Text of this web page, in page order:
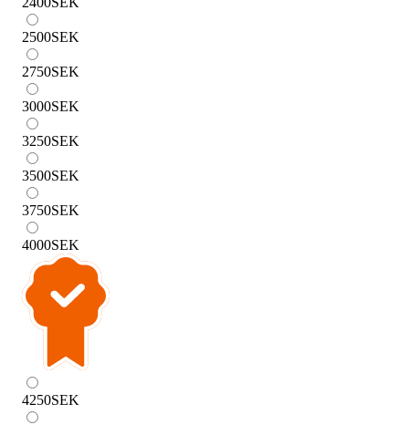
2500SEK
2750SEK
3000SEK
3250SEK
3500SEK
3750SEK
4000SEK
4250SEK